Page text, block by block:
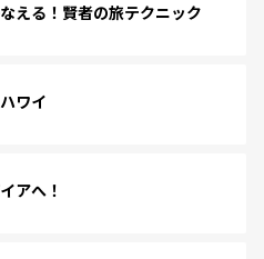
える！賢者の旅テクニック
ワイ
アへ！